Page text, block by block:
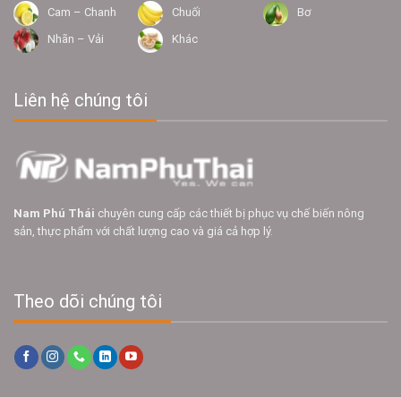
Cam – Chanh
Chuối
Bơ
Nhãn – Vải
Khác
Liên hệ chúng tôi
Nam Phú Thái chuyên cung cấp các thiết bị phục vụ chế biến nông
sản, thực phẩm với chất lượng cao và giá cả hợp lý.
Theo dõi chúng tôi